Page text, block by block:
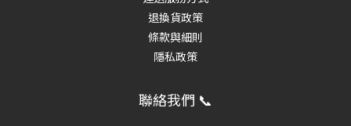
退換貨政策
條款與細則
隱私政策
聯絡我們 📞